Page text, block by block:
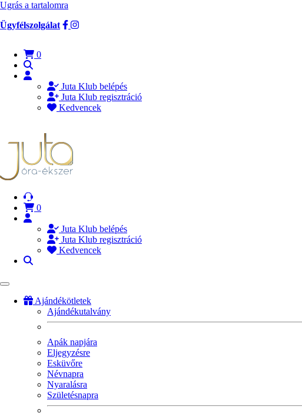
Ugrás a tartalomra
Ügyfélszolgálat
0
Juta Klub belépés
Juta Klub regisztráció
Kedvencek
0
Juta Klub belépés
Juta Klub regisztráció
Kedvencek
Ajándékötletek
Ajándékutalvány
Apák napjára
Eljegyzésre
Esküvőre
Névnapra
Nyaralásra
Születésnapra